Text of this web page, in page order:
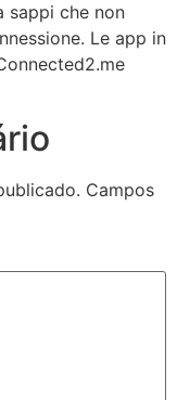
sappi che non
Le app in
Campos